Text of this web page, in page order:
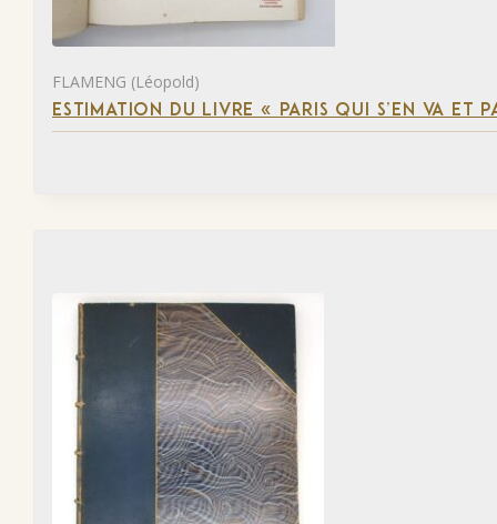
FLAMENG (Léopold)
ESTIMATION DU LIVRE « PARIS QUI S’EN VA ET